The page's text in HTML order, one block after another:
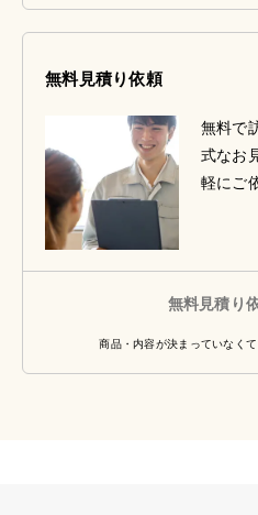
無料見積り依頼
無料で
式なお
軽にご
無料見積り
商品・内容が決まっていなく